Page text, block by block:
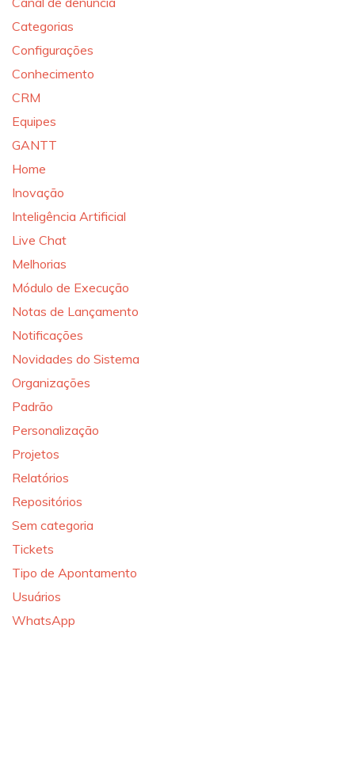
Categorias
Configurações
Conhecimento
CRM
Equipes
GANTT
Home
Inovação
Inteligência Artificial
Live Chat
Melhorias
Módulo de Execução
Notas de Lançamento
Notificações
Novidades do Sistema
Organizações
Padrão
Personalização
Projetos
Relatórios
Repositórios
Sem categoria
Tickets
Tipo de Apontamento
Usuários
WhatsApp